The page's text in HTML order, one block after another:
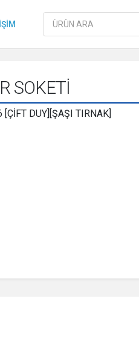
Products
search
SOKETİ
DUY][ŞAŞI TIRNAK]